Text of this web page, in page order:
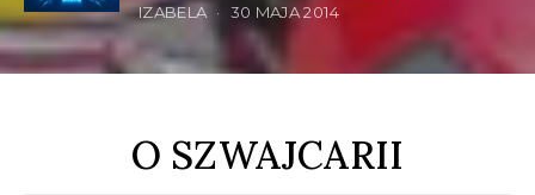
IZABELA 30 MAJA 2014
O SZWAJCARII